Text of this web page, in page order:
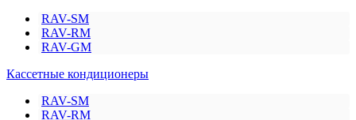
RAV-SM
RAV-RM
RAV-GM
Кассетные кондиционеры
RAV-SM
RAV-RM